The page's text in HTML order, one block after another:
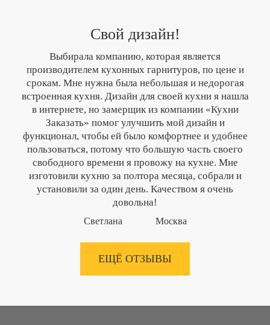
Свой дизайн!
Выбирала компанию, которая является
производителем кухонных гарнитуров, по цене и
срокам. Мне нужна была небольшая и недорогая
встроенная кухня. Дизайн для своей кухни я нашла
в интернете, но замерщик из компании «Кухни
Заказать» помог улучшить мой дизайн и
функционал, чтобы ей было комфортнее и удобнее
пользоваться, потому что большую часть своего
свободного времени я провожу на кухне. Мне
изготовили кухню за полтора месяца, собрали и
установили за один день. Качеством я очень
довольна!
Светлана Москва
ЕЩЁ ОТЗЫВЫ